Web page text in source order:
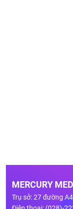
MERCURY
Trụ sở: 27 đường